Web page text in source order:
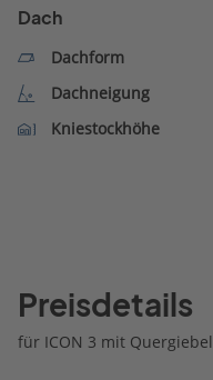
Dach
Dachform
Dachneigung
Kniestockhöhe
Preisdetails
für ICON 3 mit Quergiebel